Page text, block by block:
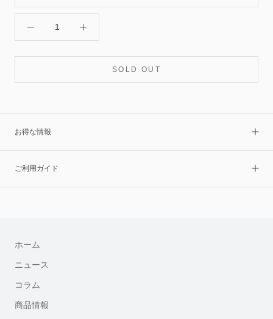
SOLD OUT
お得な情報
ご利用ガイド
ホーム
ニュース
コラム
商品情報